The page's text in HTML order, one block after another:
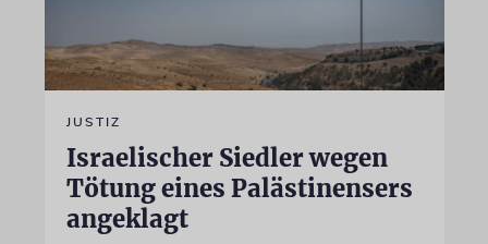
JUSTIZ
Israelischer Siedler wegen
Tötung eines Palästinensers
angeklagt